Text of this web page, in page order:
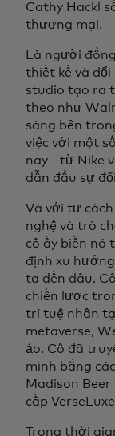
Cathy Hackl
thương mại.
Là người
thiết kế và
studio tạo ra
theo như
sáng bên
việc với một
nay - từ Nike
dẫn đầu sự
Và với tư
nghệ và trò
cô ấy biến nó
định xu
ta đến đâu.
chiến lược
trí tuệ nhân
metaverse,
ảo. Cô đã
mình bằng
Madison
cấp
Trong thời